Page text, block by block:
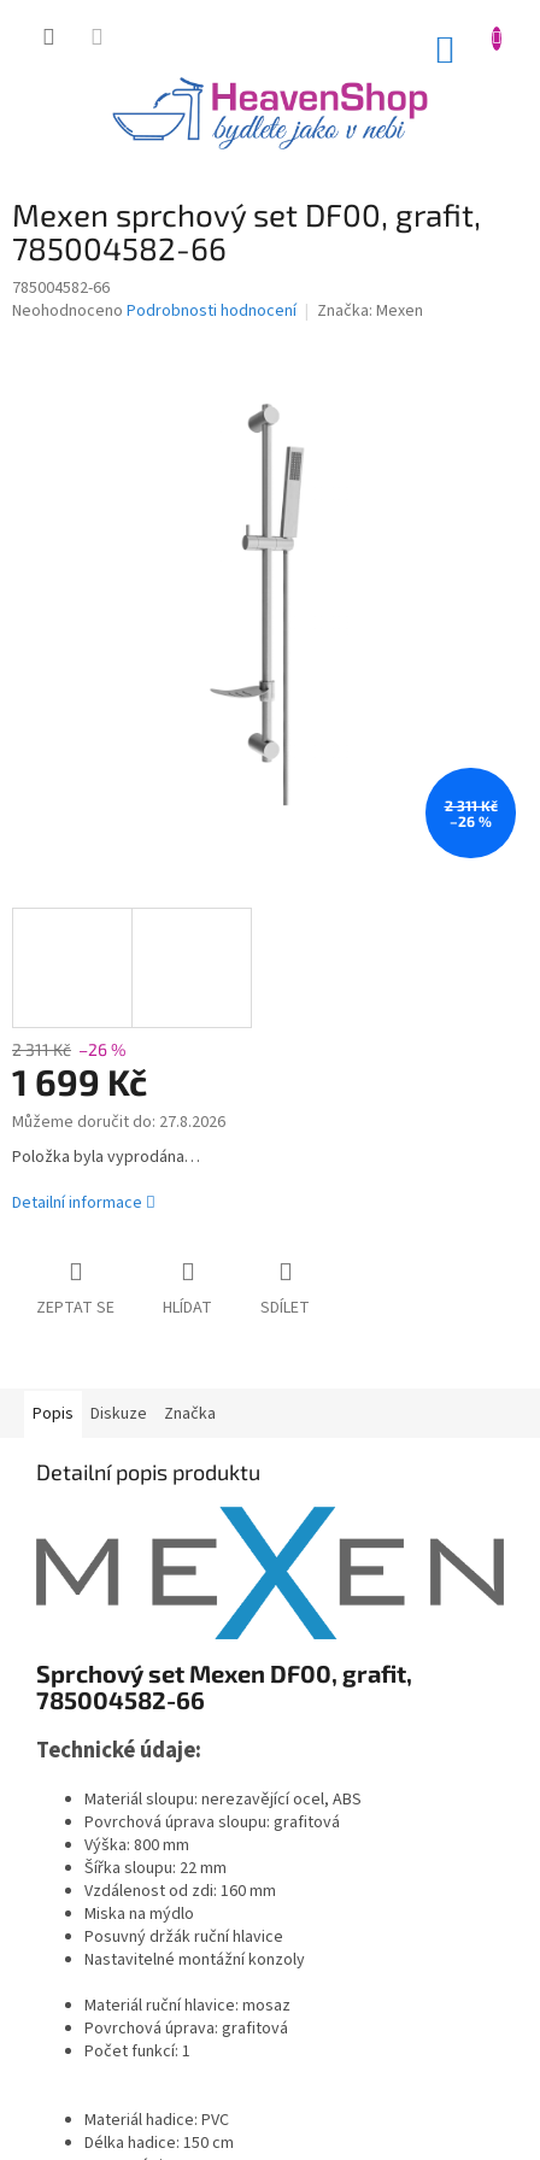
Mexen sprchový set DF00, grafit,
785004582-66
785004582-66
Průměrné
Neohodnoceno Podrobnosti hodnocení Značka: Mexen
2 311 Kč
–26 %
2 311 Kč –26 %
1 699 Kč
Měrná
cena:
Můžeme doručit do: 27.8.2026
Položka byla vyprodána…
Detailní informace
ZEPTAT SE HLÍDAT SDÍLET
Popis Diskuze Značka
Detailní popis produktu
Sprchový set Mexen DF00, grafit,
785004582-66
Technické údaje:
Materiál sloupu: nerezavějící ocel, ABS
Povrchová úprava sloupu: grafitová
Výška: 800 mm
Šířka sloupu: 22 mm
Vzdálenost od zdi: 160 mm
Miska na mýdlo
Posuvný držák ruční hlavice
Nastavitelné montážní konzoly
Materiál ruční hlavice: mosaz
Povrchová úprava: grafitová
Počet funkcí: 1
Materiál hadice: PVC
Délka hadice: 150 cm